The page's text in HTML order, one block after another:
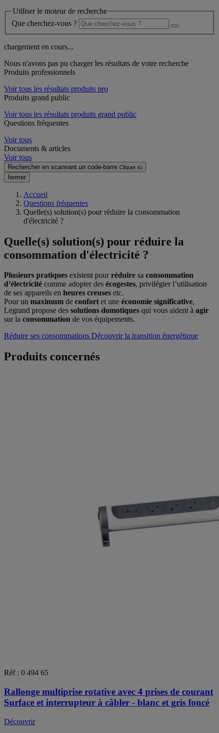
Utiliser le moteur de recherche
Que cherchez-vous ?
chargement en cours...
Nous n'avons pas pu charger les résultats de votre recherche
Produits professionnels
Voir tous les résultats produits pro
Produits grand public
Voir tous les résultats produits grand public
Questions fréquentes
Voir tous
Documents & articles
Voir tous
Rechercher en scannant un code-barre Cliquer ici
fermer
Accueil
Questions fréquentes
Quelle(s) solution(s) pour réduire la consommation
d'électricité ?
Quelle(s) solution(s) pour réduire la
consommation d'électricité ?
Plusieurs pratiques existent pourréduire sa consommation
d’électricité comme adopter des écogestes, privilégier l’utilisation
de ses appareils en heures creuses etc.
Pour un maximum de confort et une économie significative,
Legrand propose des solutions domotiques qui vous aident à agir
sur la consommation de vos équipements.
Réduire ses consommations Découvrir la transition énergétique
Produits concernés
Réf : 0 494 65
Rallonge multiprise rotative avec 4 prises de courant
Surface et interrupteur à câbler - blanc et gris foncé
Découvrir